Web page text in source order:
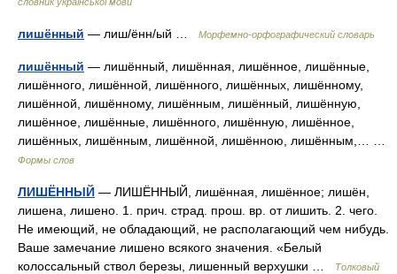
лишённый — лиш/ённ/ый … Морфемно-орфографический словарь
лишённый — лишённый, лишённая, лишённое, лишённые,
лишённого, лишённой, лишённого, лишённых, лишённому,
лишённой, лишённому, лишённым, лишённый, лишённую,
лишённое, лишённые, лишённого, лишённую, лишённое,
лишённых, лишённым, лишённой, лишённою, лишённым,… …
Формы слов
ЛИШЁННЫЙ — ЛИШЁННЫЙ, лишённая, лишённое; лишён,
лишена, лишено. 1. прич. страд. прош. вр. от лишить. 2. чего.
Не имеющий, не обладающий, не располагающий чем нибудь.
Ваше замечание лишено всякого значения. «Белый
колоссальный ствол березы, лишенный верхушки …
Толковый